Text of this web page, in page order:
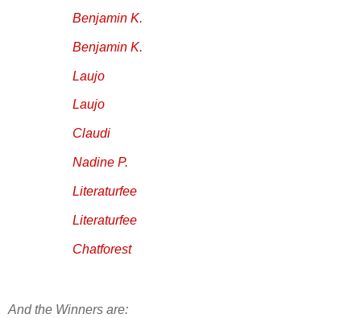
Benjamin K.
Benjamin K.
Laujo
Laujo
Claudi
Nadine P.
Literaturfee
Literaturfee
Chatforest
And the Winners are: